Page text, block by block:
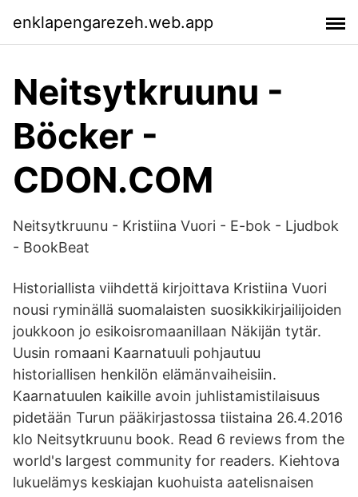
enklapengarezeh.web.app
Neitsytkruunu -
Böcker -
CDON.COM
Neitsytkruunu - Kristiina Vuori - E-bok - Ljudbok
- BookBeat
Historiallista viihdettä kirjoittava Kristiina Vuori
nousi ryminällä suomalaisten suosikkikirjailijoiden
joukkoon jo esikoisromaanillaan Näkijän tytär.
Uusin romaani Kaarnatuuli pohjautuu
historiallisen henkilön elämänvaiheisiin.
Kaarnatuulen kaikille avoin juhlistamistilaisuus
pidetään Turun pääkirjastossa tiistaina 26.4.2016
klo Neitsytkruunu book. Read 6 reviews from the
world's largest community for readers. Kiehtova
lukuelämys keskiajan kuohuista aatelisnaisen